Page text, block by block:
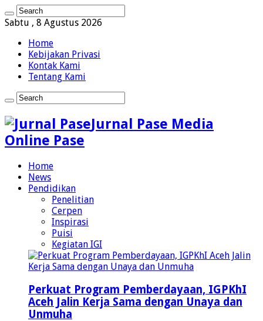
Sabtu , 8 Agustus 2026
Home
Kebijakan Privasi
Kontak Kami
Tentang Kami
Jurnal Pase Media
Online Pase
Home
News
Pendidikan
Penelitian
Cerpen
Inspirasi
Puisi
Kegiatan IGI
Perkuat Program Pemberdayaan, IGPKhI
Aceh Jalin Kerja Sama dengan Unaya dan
Unmuha